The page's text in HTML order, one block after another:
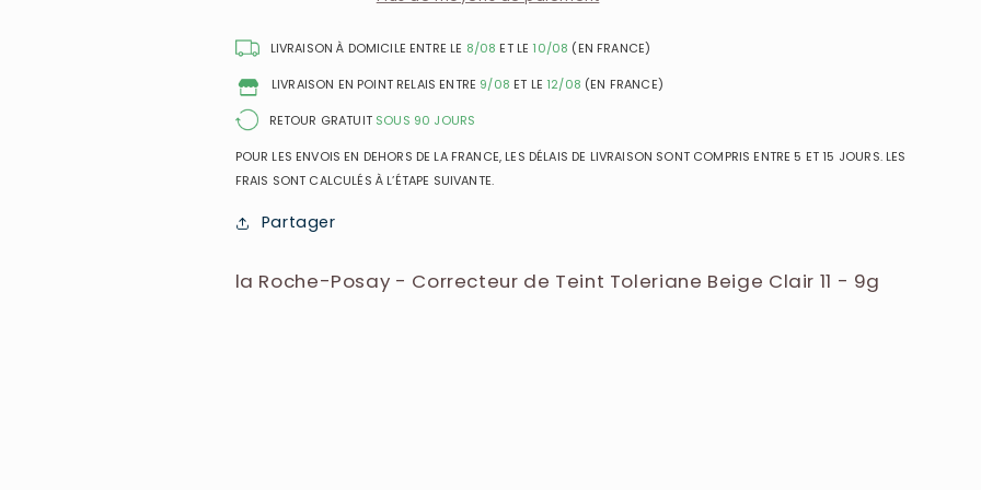
Teint
Beige
Clair
-
9g
Teint
Beige
Clair
-
9g
LIVRAISON À DOMICILE ENTRE LE 8/08 ET LE 10/08 (EN FRANCE)
LIVRAISON EN POINT RELAIS ENTRE 9/08 ET LE 12/08 (EN FRANCE)
RETOUR GRATUIT SOUS 90 JOURS
POUR LES ENVOIS EN DEHORS DE LA FRANCE, LES DÉLAIS DE LIVRAISON SONT COMPRIS ENTRE 5 ET 15 JOURS. LES
FRAIS SONT CALCULÉS À L’ÉTAPE SUIVANTE.
Partager
la Roche-Posay - Correcteur de Teint Toleriane Beige Clair 11 - 9g